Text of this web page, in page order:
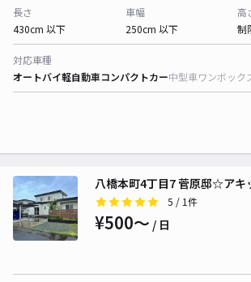
長さ
430cm 以下
車幅
250cm 以下
高
制
対応車種
オートバイ軽自動車コンパクトカー中型車ワンボック
八橋本町4丁目7 菅原邸☆アキ
5 / 1件
¥500〜 / 日